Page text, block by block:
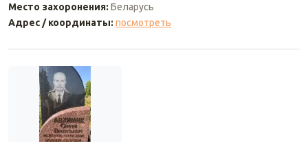
Место захоронения: Беларусь
Адрес / координаты: посмотреть